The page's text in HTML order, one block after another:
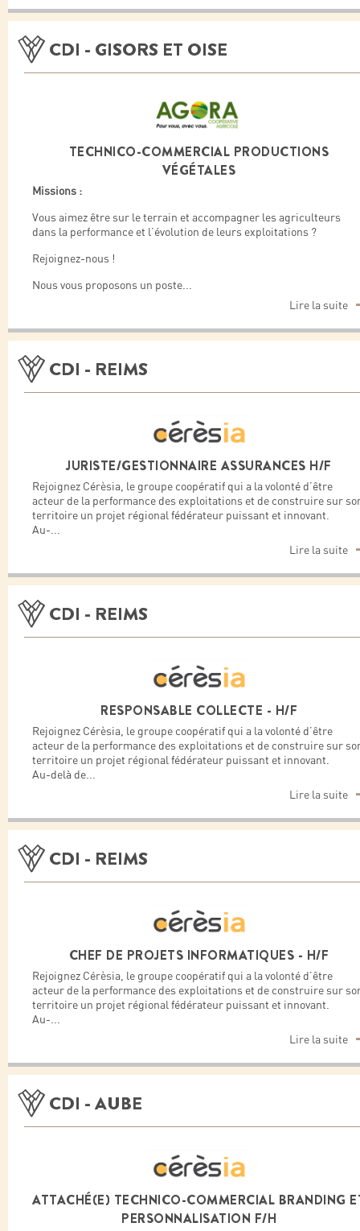
CDI - GISORS ET OISE
TECHNICO-COMMERCIAL PRODUCTIONS
VÉGÉTALES
Missions :
Vous aimez être sur le terrain et accompagner les agriculteurs
dans la performance et l’évolution de leurs exploitations ?
Rejoignez-nous !
Nous vous proposons un poste...
Lire la suite
CDI - REIMS
JURISTE/GESTIONNAIRE ASSURANCES H/F
Rejoignez Cérèsia, le groupe coopératif qui a la volonté d’être
acteur de la performance des exploitations et de construire sur
territoire un projet régional fédérateur puissant et innovant.
Au-...
Lire la suite
CDI - REIMS
RESPONSABLE COLLECTE - H/F
Rejoignez Cérèsia, le groupe coopératif qui a la volonté d’être
acteur de la performance des exploitations et de construire sur
territoire un projet régional fédérateur puissant et innovant.
Au-delà de...
Lire la suite
CDI - REIMS
CHEF DE PROJETS INFORMATIQUES - H/F
Rejoignez Cérèsia, le groupe coopératif qui a la volonté d’être
acteur de la performance des exploitations et de construire sur
territoire un projet régional fédérateur puissant et innovant.
Au-...
Lire la suite
CDI - AUBE
ATTACHÉ(E) TECHNICO-COMMERCIAL BRANDING
PERSONNALISATION F/H